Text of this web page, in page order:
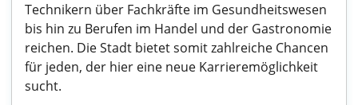
Technikern über Fachkräfte im Gesundheitswesen
bis hin zu Berufen im Handel und der Gastronomie
reichen. Die Stadt bietet somit zahlreiche Chancen
für jeden, der hier eine neue Karrieremöglichkeit
sucht.